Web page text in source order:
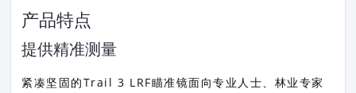
产品特点
提供精准测量
紧凑坚固的Trail 3 LRF瞄准镜面向专业人士、林业专家